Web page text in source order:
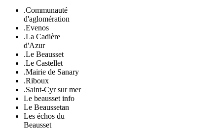
.Communauté
d'aglomération
.Evenos
.La Cadière
d'Azur
.Le Beausset
.Le Castellet
.Mairie de Sanary
.Riboux
.Saint-Cyr sur mer
Le beausset info
Le Beaussetan
Les échos du
Beausset